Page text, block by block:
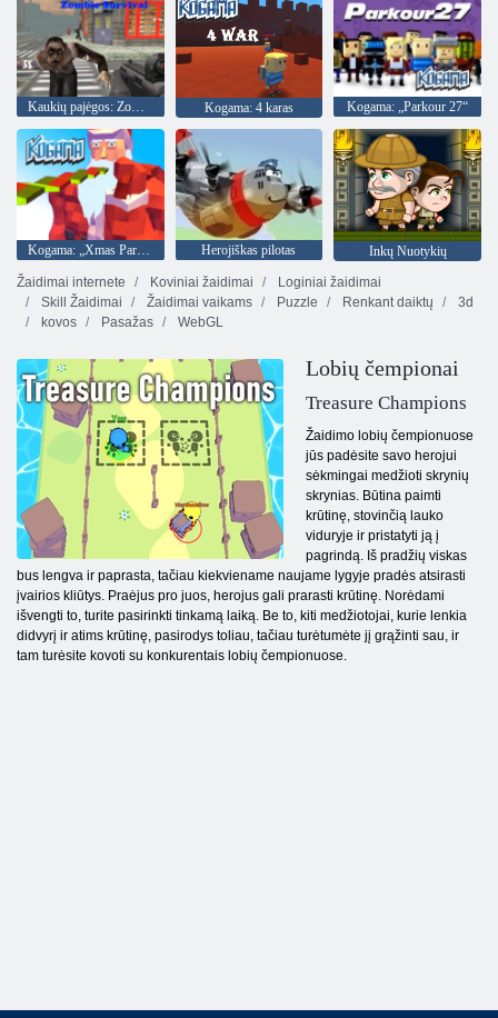
Kaukių pajėgos: Zombie Survival Kogama: 4 karas Kogama: „Parkour 27“
Kogama: „Xmas Parkour“ Herojiškas pilotas
Inkų Nuotykių
Žaidimai internete
Koviniai žaidimai
Loginiai žaidimai
Skill Žaidimai
Žaidimai vaikams Puzzle Renkant daiktų
3d
kovos
Pasažas WebGL
Lobių čempionai
Treasure Champions
Žaidimo lobių čempionuose
jūs padėsite savo herojui
sėkmingai medžioti skrynių
skrynias. Būtina paimti
krūtinę, stovinčią lauko
viduryje ir pristatyti ją į
pagrindą. Iš pradžių viskas
bus lengva ir paprasta, tačiau kiekviename naujame lygyje pradės atsirasti
įvairios kliūtys. Praėjus pro juos, herojus gali prarasti krūtinę. Norėdami
išvengti to, turite pasirinkti tinkamą laiką. Be to, kiti medžiotojai, kurie lenkia
didvyrį ir atims krūtinę, pasirodys toliau, tačiau turėtumėte jį grąžinti sau, ir
tam turėsite kovoti su konkurentais lobių čempionuose.